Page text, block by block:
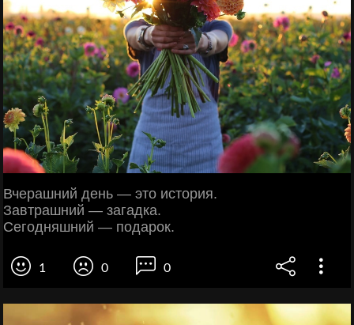
Вчерашний день — это история.
Завтрашний — загадка.
Сегодняшний — подарок.
1 0 0